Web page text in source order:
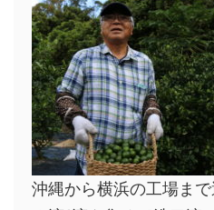
沖縄から横浜の工場ま